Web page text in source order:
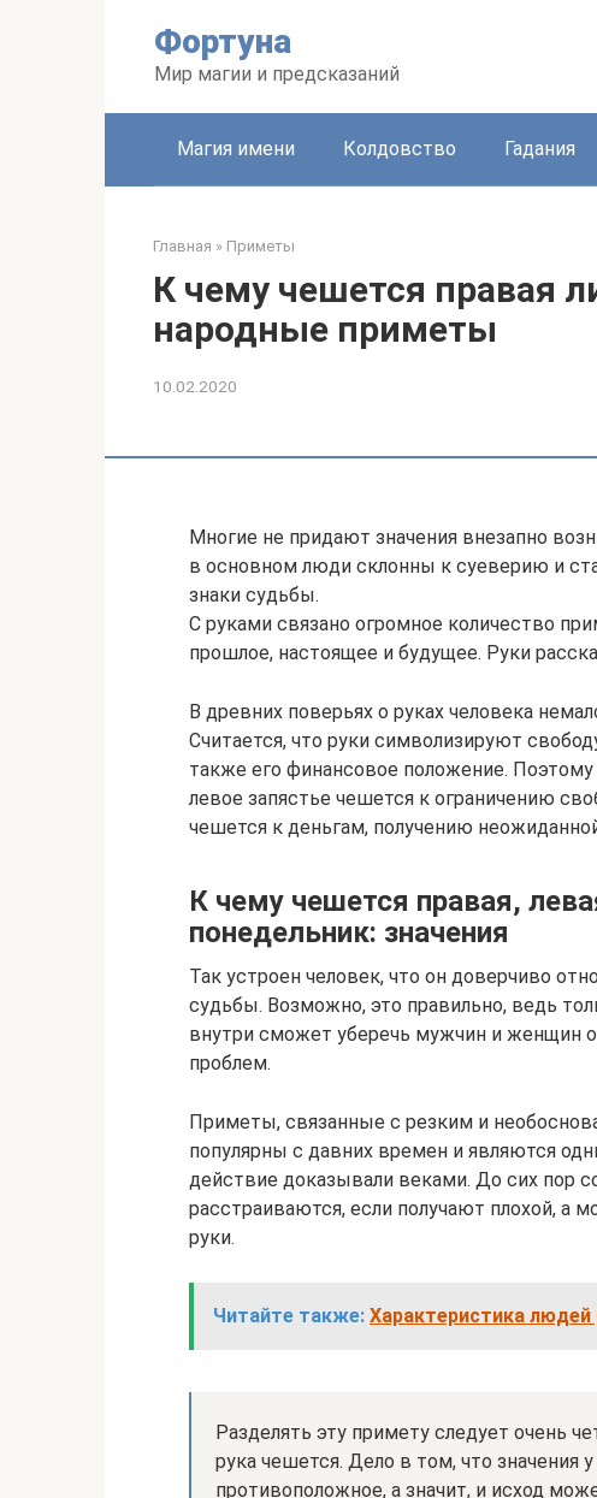
Фортуна
Мир магии и предсказаний
Магия имени Колдовство Гадания
Главная » Приметы
К чему чешется правая
народные приметы
10.02.2020
Многие не придают значения внезапно
в основном люди склонны к суеверию и
знаки судьбы.
С руками связано огромное количество
прошлое, настоящее и будущее. Руки
В древних поверьях о руках человека
Считается, что руки символизируют
также его финансовое положение.
левое запястье чешется к ограничению
чешется к деньгам, получению
К чему чешется правая,
понедельник: значения
Так устроен человек, что он доверчиво
судьбы. Возможно, это правильно, ведь
внутри сможет уберечь мужчин и женщин
проблем.
Приметы, связанные с резким и
популярны с давних времен и являются
действие доказывали веками. До сих пор
расстраиваются, если получают плохой, а
руки.
Читайте также: Характеристика людей
Разделять эту примету следует очень
рука чешется. Дело в том, что значения
противоположное, а значит, и исход